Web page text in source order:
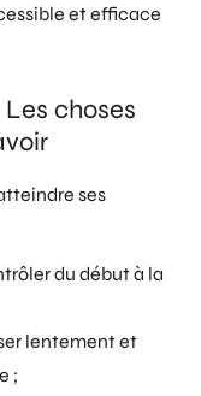
et efficace
choses
ses
du début à la
lentement et
;